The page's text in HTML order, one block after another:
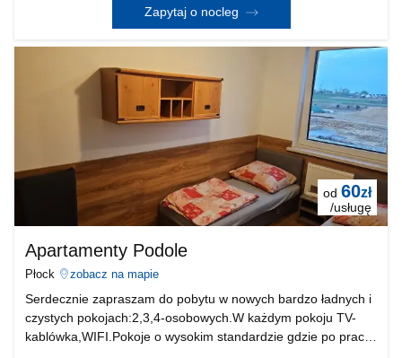
wyposażeniem ( sztućce, talerze, szklanki, kuchenk
Zapytaj o nocleg
od 60zł
/usługę
Apartamenty Podole
Płock zobacz na mapie
Serdecznie zapraszam do pobytu w nowych bardzo ładnych i
czystych pokojach:2,3,4-osobowych.W każdym pokoju TV-
kablówka,WIFI.Pokoje o wysokim standardzie gdzie po pracy